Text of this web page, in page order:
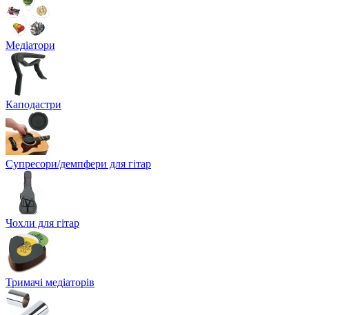
Медіатори
Каподастри
Супресори/демпфери для гітар
Чохли для гітар
Тримачі медіаторів